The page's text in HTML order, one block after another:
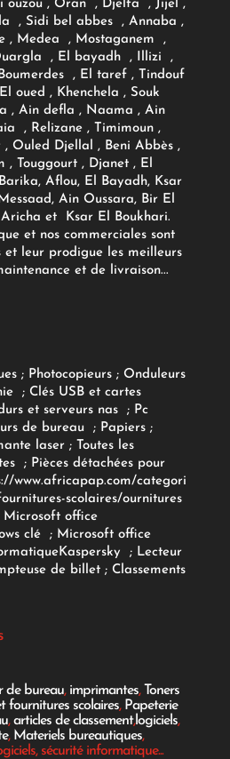
ouzou , Oran , Djelfa , Jijel ,
, Sidi bel abbes , Annaba ,
, Medea , Mostaganem ,
, El bayadh , Illizi ,
, El taref , Tindouf
oued , Khenchela , Souk
, Ain defla , Naama , Ain
, Relizane , Timimoun ,
, Ouled Djellal , Beni Abbès ,
, Touggourt , Djanet , El
Aflou, El Bayadh, Ksar
Ain Oussara, Bir El
et Ksar El Boukhari.
et nos commerciales sont
et leur prodigue les meilleurs
et de livraison...
; Photocopieurs; Onduleurs
; Clés USB et cartes
et serveurs nas ; Pc
de bureau ; Papiers;
laser;
Toutes les
; Pièces détachées pour
www.africapap.com/categori
scolaires/ournitures
Microsoft office
clé; Microsoft office
Kaspersky ; Lecteur
de billet; Classements
de bureau, imprimantes, Toners
fournitures scolaires, Papeterie
,articles de classement,logiciels,
, Materiels bureautiques,
sécurité informatique...